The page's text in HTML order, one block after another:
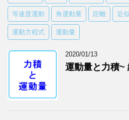
等速度運動 角運動量 距離 近似
運動方程式 運動量
2020/01/13
運動量と力積~